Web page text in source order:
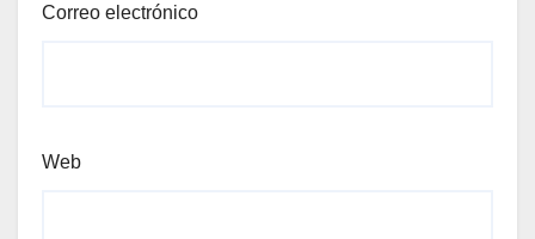
Correo electrónico
Web